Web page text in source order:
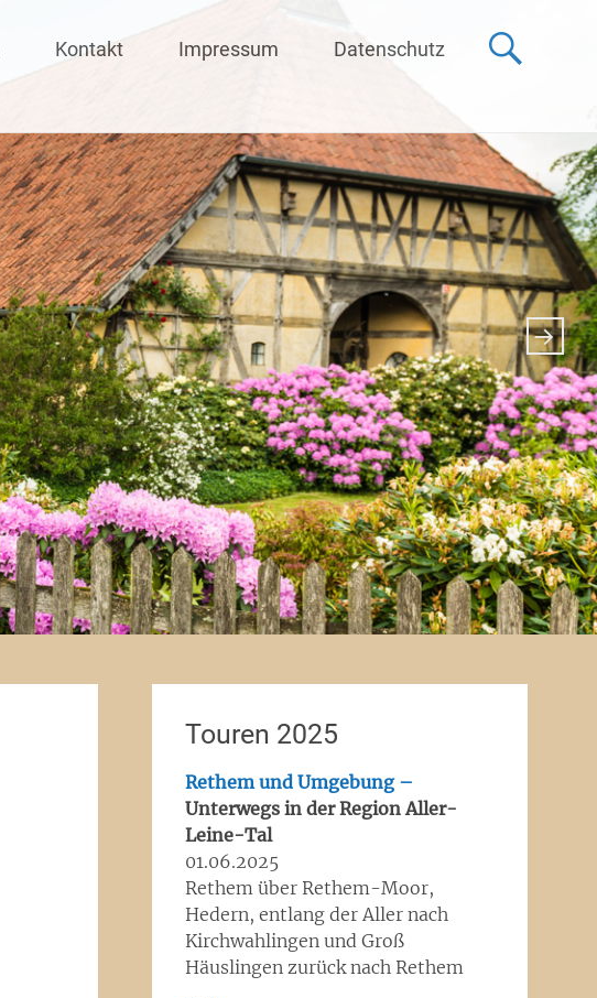
Kontakt Impressum Datenschutz
Touren 2025
Rethem und Umgebung –
Unterwegs in der Region Aller-
Leine-Tal
01.06.2025
Rethem über Rethem-Moor,
Hedern, entlang der Aller nach
Kirchwahlingen und Groß
Häuslingen zurück nach Rethem